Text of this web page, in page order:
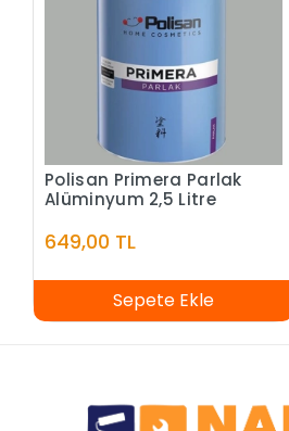
Polisan Primera Parlak
Alüminyum 2,5 Litre
649,00 TL
Sepete Ekle